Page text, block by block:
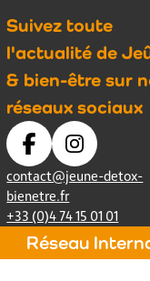
Suivez toute
l'actualité de
& bien-être sur
réseaux sociaux
contact@jeune-detox-
bienetre.fr
+33 (0)4 74 15 01 01
Réseau